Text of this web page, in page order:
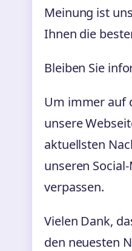
Meinung ist
Ihnen die
Bleiben Sie
Um immer auf
unsere
aktuellsten
unseren
verpassen.
Vielen Dank,
den neuesten